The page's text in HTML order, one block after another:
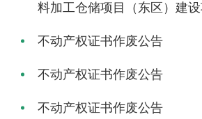
料加工仓储项目（东区）建
不动产权证书作废公告
不动产权证书作废公告
不动产权证书作废公告